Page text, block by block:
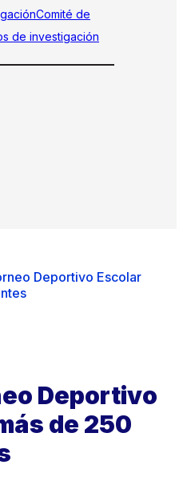
Comité de
de investigación
Deportivo Escolar
Deportivo
de 250